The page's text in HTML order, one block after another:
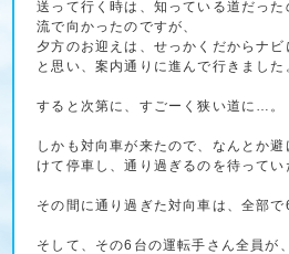
送って行く時は、知っている道だっ
流で向かったのですが、
夕方のお迎えは、せっかくだからナビ
と思い、案内通りに進んで行きました
すると次第に、すごーく狭い道に…。
しかも対向車が来たので、なんとか
けて停車し、通り過ぎるのを待ってい
その間に通り過ぎた対向車は、全部で
そして、その6台の運転手さん全員が、